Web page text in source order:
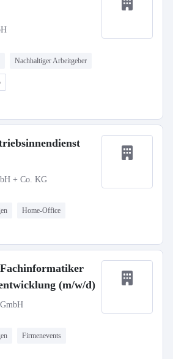
Nachhaltiger Arbeitgeber
+ Co. KG
Home-Office
(m/w/d)
Firmenevents